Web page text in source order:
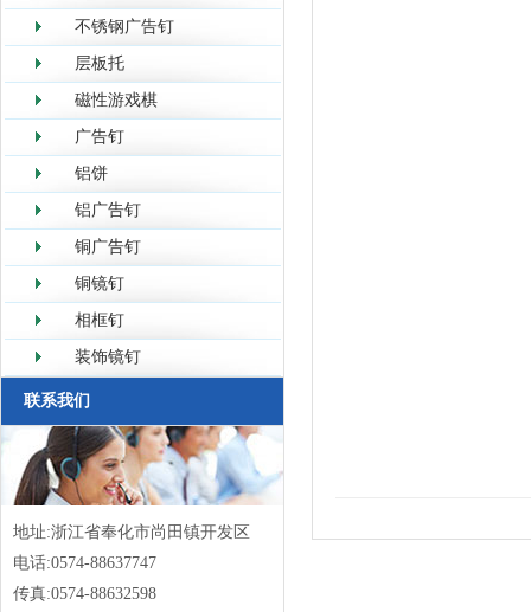
不锈钢广告钉
层板托
磁性游戏棋
广告钉
铝饼
铝广告钉
铜广告钉
铜镜钉
相框钉
装饰镜钉
联系我们
地址:浙江省奉化市尚田镇开发区
电话:0574-88637747
传真:0574-88632598